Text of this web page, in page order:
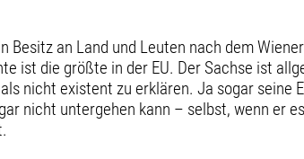
an Land und Leuten nach dem
ist die größte in der EU. Der Sachse ist
nicht existent zu erklären. Ja sogar seine
nicht untergehen kann – selbst, wenn er